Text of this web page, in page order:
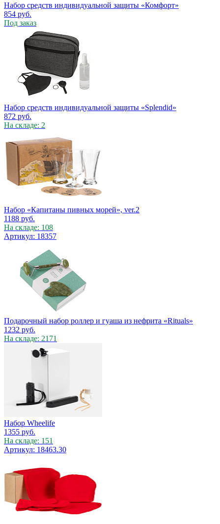
Набор средств индивидуальной защиты «Комфорт»
854 руб.
Под заказ
Набор средств индивидуальной защиты «Splendid»
872 руб.
На складе: 2
Набор «Капитаны пивных морей», ver.2
1188 руб.
На складе: 108
Артикул: 18357
Подарочный набор роллер и гуаша из нефрита «Rituals»
1232 руб.
На складе: 2171
Набор Wheelife
1355 руб.
На складе: 151
Артикул: 18463.30